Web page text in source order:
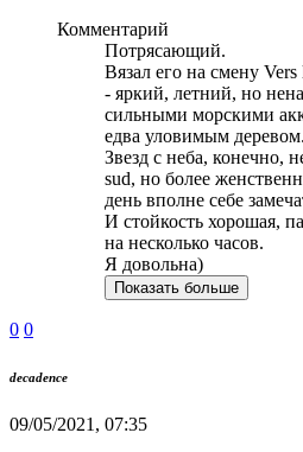
Комментарий
Потрясающий.
Вязал его на смену Vers
- яркий, летний, но
сильными морскими
едва уловимым деревом.
Звезд с неба, конечно,
sud, но более
день вполне себе
И стойкость хорошая,
на несколько часов.
Я довольна)
Показать больше
0 0
decadence
09/05/2021, 07:35